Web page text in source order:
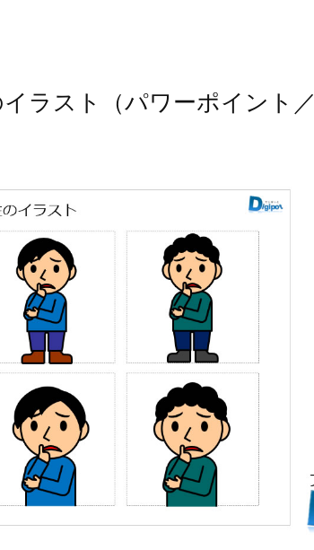
ラスト（パワーポイント